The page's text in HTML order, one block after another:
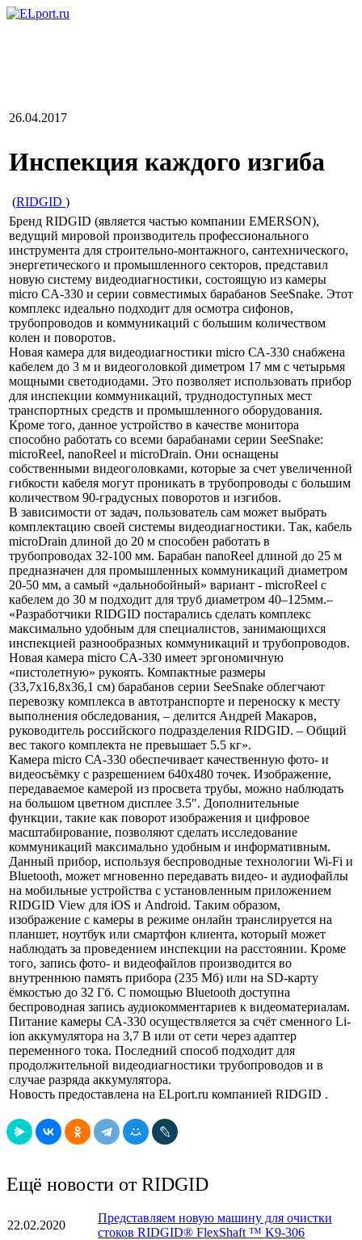
26.04.2017
Инспекция каждого изгиба
(RIDGID )
Бренд RIDGID (является частью компании EMERSON),
ведущий мировой производитель профессионального
инструмента для строительно-монтажного, сантехнического,
энергетического и промышленного секторов, представил
новую систему видеодиагностики, состоящую из камеры
micro CA-330 и серии совместимых барабанов SeeSnake. Этот
комплекс идеально подходит для осмотра сифонов,
трубопроводов и коммуникаций с большим количеством
колен и поворотов.
Новая камера для видеодиагностики micro СА-330 снабжена
кабелем до 3 м и видеоголовкой диметром 17 мм с четырьмя
мощными светодиодами. Это позволяет использовать прибор
для инспекции коммуникаций, труднодоступных мест
транспортных средств и промышленного оборудования.
Кроме того, данное устройство в качестве монитора
способно работать со всеми барабанами серии SeeSnake:
microReel, nanoReel и microDrain. Они оснащены
собственными видеоголовками, которые за счет увеличенной
гибкости кабеля могут проникать в трубопроводы с большим
количеством 90-градусных поворотов и изгибов.
В зависимости от задач, пользователь сам может выбрать
комплектацию своей системы видеодиагностики. Так, кабель
microDrain длиной до 20 м способен работать в
трубопроводах 32-100 мм. Барабан nanoReel длиной до 25 м
предназначен для промышленных коммуникаций диаметром
20-50 мм, а самый «дальнобойный» вариант - microReel с
кабелем до 30 м подходит для труб диаметром 40–125мм.–
«Разработчики RIDGID постарались сделать комплекс
максимально удобным для специалистов, занимающихся
инспекцией разнообразных коммуникаций и трубопроводов.
Новая камера micro CA-330 имеет эргономичную
«пистолетную» рукоять. Компактные размеры
(33,7х16,8х36,1 см) барабанов серии SeeSnake облегчают
перевозку комплекса в автотранспорте и переноску к месту
выполнения обследования, – делится Андрей Макаров,
руководитель российского подразделения RIDGID. – Общий
вес такого комплекта не превышает 5.5 кг».
Камера micro СА-330 обеспечивает качественную фото- и
видеосъёмку с разрешением 640х480 точек. Изображение,
передаваемое камерой из просвета трубы, можно наблюдать
на большом цветном дисплее 3.5". Дополнительные
функции, такие как поворот изображения и цифровое
масштабирование, позволяют сделать исследование
коммуникаций максимально удобным и информативным.
Данный прибор, используя беспроводные технологии Wi-Fi и
Bluetooth, может мгновенно передавать видео- и аудиофайлы
на мобильные устройства с установленным приложением
RIDGID View для iOS и Android. Таким образом,
изображение с камеры в режиме онлайн транслируется на
планшет, ноутбук или смартфон клиента, который может
наблюдать за проведением инспекции на расстоянии. Кроме
того, запись фото- и видеофайлов производится во
внутреннюю память прибора (235 Мб) или на SD-карту
ёмкостью до 32 Гб. С помощью Bluetooth доступна
беспроводная запись аудиокомментариев к видеоматериалам.
Питание камеры СА-330 осуществляется за счёт сменного Li-
ion аккумулятора на 3,7 В или от сети через адаптер
переменного тока. Последний способ подходит для
продолжительной видеодиагностики трубопроводов и в
случае разряда аккумулятора.
Новость предоставлена на ELport.ru компанией RIDGID .
Ещё новости от RIDGID
22.02.2020
Представляем новую машину для очистки
стоков RIDGID® FlexShaft ™ K9-306